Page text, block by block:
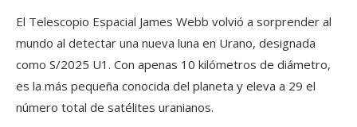
El Telescopio Espacial James Webb volvió a sorprender al
mundo al detectar una nueva luna en Urano, designada
como S/2025 U1. Con apenas 10 kilómetros de diámetro,
es la más pequeña conocida del planeta y eleva a 29 el
número total de satélites uranianos.